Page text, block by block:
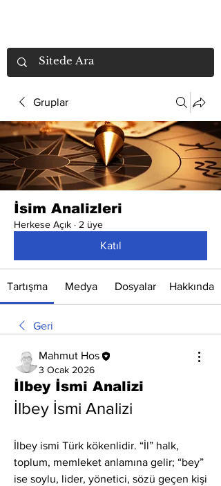
Gruplar
İsim Analizleri
Herkese Açık · 2 üye
Katıl
Tartışma Medya Dosyalar Hakkında
Geri
Mahmut Hos
3 Ocak 2026
İlbey İsmi Analizi
İlbey İsmi Analizi
İlbey ismi Türk kökenlidir. “İl” halk,
toplum, memleket anlamına gelir; “bey”
ise soylu, lider, yönetici, sözü geçen kişi